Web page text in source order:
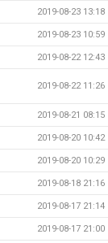
2019-08-23 13:18
2019-08-23 10:59
2019-08-22 12:43
2019-08-22 11:26
2019-08-21 08:15
2019-08-20 10:42
2019-08-20 10:29
2019-08-18 21:16
2019-08-17 21:14
2019-08-17 21:00